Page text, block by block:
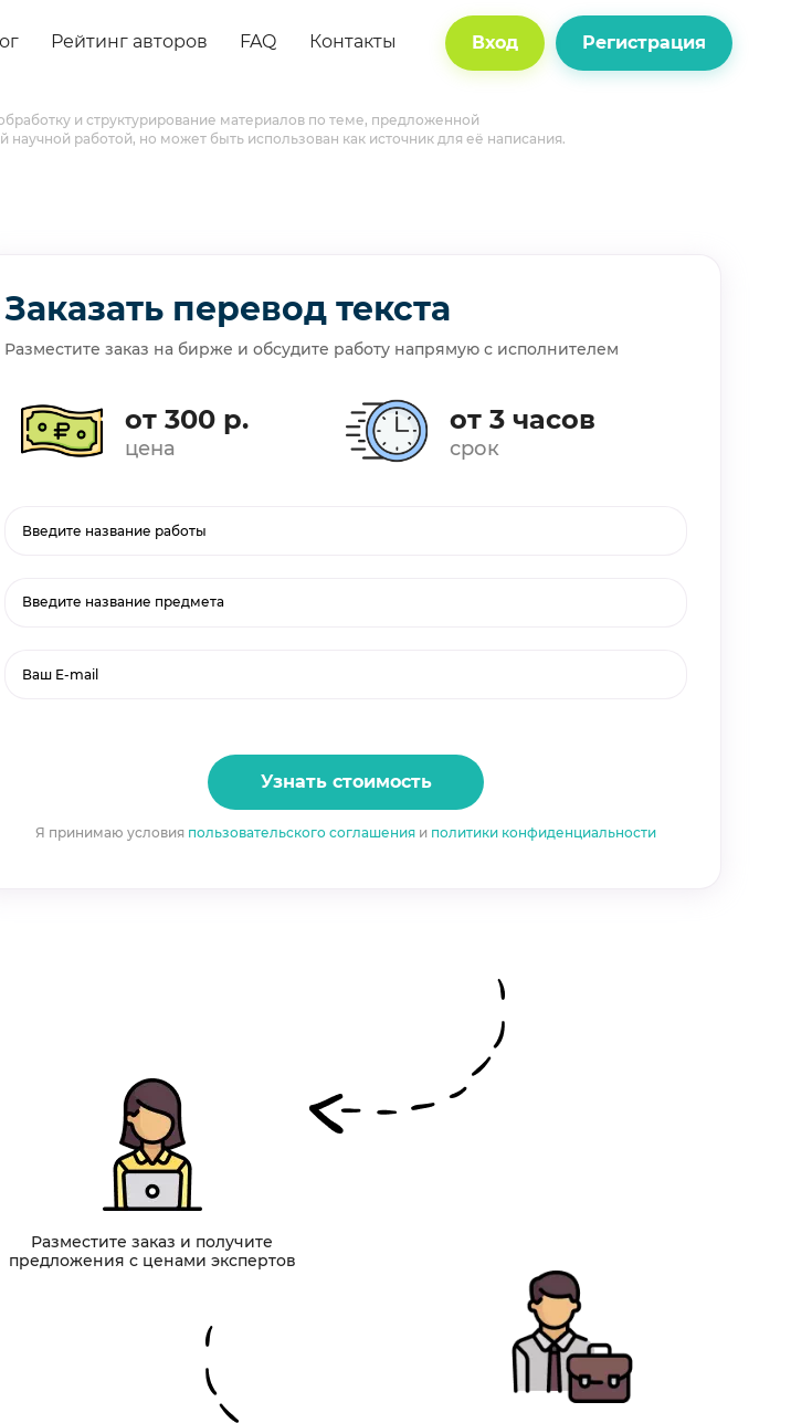
Рейтинг авторов FAQ Контакты Регистрация
Вход
и структурирование материалов по теме, предложенной
научной работой, но может быть использован как источник для её написания.
Заказать перевод текста
Разместите заказ на бирже и обсудите работу напрямую с исполнителем
от 300 р.
цена
от 3 часов
срок
Введите название предмета
Узнать стоимость
Я принимаю условия пользовательского соглашения и политики конфиденциальности
Разместите заказ и получите
предложения с ценами экспертов